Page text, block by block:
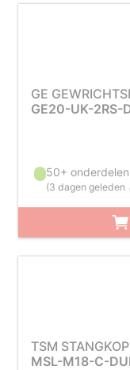
GE
GE20-UK-2RS-
50+
(3 dagen geleden
TSM STANGKOP
MSL-M18-C-